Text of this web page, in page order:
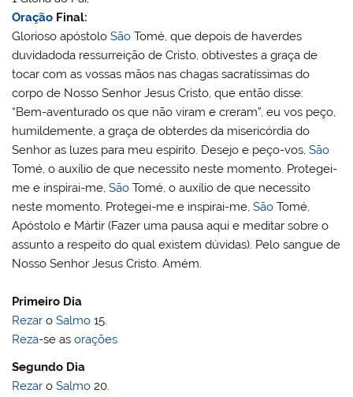
Oração Final:
Glorioso apóstoloSão Tomé, que depois de haverdes
duvidadoda ressurreição de Cristo, obtivestes a graça de
tocar com as vossas mãos nas chagas sacratíssimas do
corpo de Nosso Senhor Jesus Cristo, que então disse:
“Bem-aventurado os que não viram e creram”, eu vos peço,
humildemente, a graça de obterdes da misericórdia do
Senhor as luzes para meu espírito. Desejo e peço-vos,São
Tomé, o auxílio de que necessito neste momento. Protegei-
me e inspirai-me,São Tomé, o auxílio de que necessito
neste momento. Protegei-me e inspirai-me,São Tomé,
Apóstolo e Mártir (Fazer uma pausa aqui e meditar sobre o
assunto a respeito do qual existem dúvidas). Pelo sangue de
Nosso Senhor Jesus Cristo. Amém.
Primeiro Dia
Rezar oSalmo 15.
Reza-se asorações
Segundo Dia
Rezar oSalmo 20.